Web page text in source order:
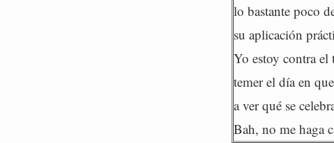
lo bastante poco
su aplicación
Yo estoy contra el
temer el día en
a ver qué se
Bah, no me haga